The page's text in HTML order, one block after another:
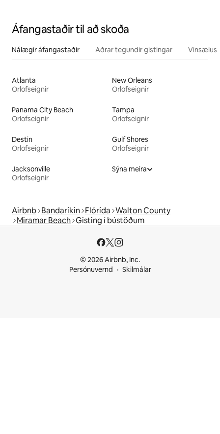
Áfangastaðir til að skoða
Nálægir áfangastaðir Aðrar tegundir gistingar
Atlanta
Orlofseignir
New Orleans
Orlofseignir
Panama City Beach
Orlofseignir
Tampa
Orlofseignir
Destin
Orlofseignir
Gulf Shores
Orlofseignir
Jacksonville
Orlofseignir
Sýna meira
Airbnb Bandaríkin Flórída Walton County
Miramar Beach Gisting í bústöðum
© 2026 Airbnb, Inc.
Persónuvernd
Skilmálar